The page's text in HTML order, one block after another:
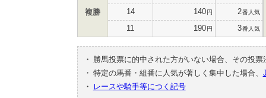
複勝 14 140円 2番人気
11 190円 3番人気
・
勝馬投票に的中された方がいない場合、その投
・ 特定の馬番・組番に人気が著しく集中した場合、
・
レースや騎手等につく記号